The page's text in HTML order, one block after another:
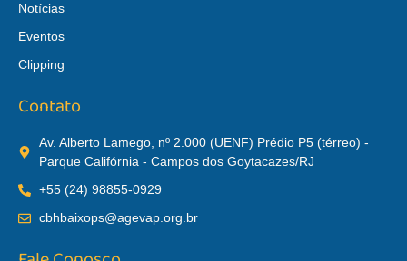
Notícias
Eventos
Clipping
Contato
Av. Alberto Lamego, nº 2.000 (UENF) Prédio P5 (térreo) -
Parque Califórnia - Campos dos Goytacazes/RJ
+55 (24) 98855-0929
cbhbaixops@agevap.org.br